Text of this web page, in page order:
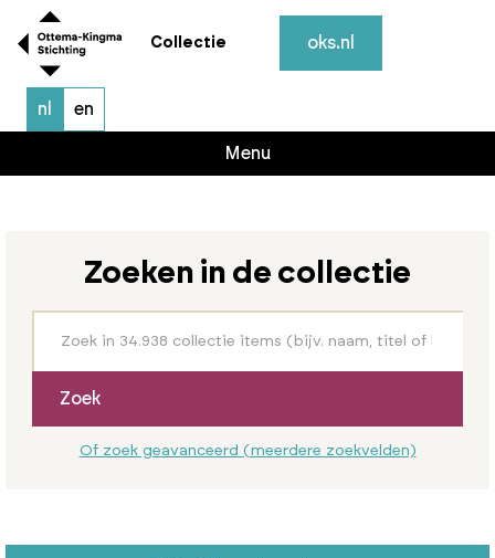
Collectie oks.nl
nl en
Menu
Zoeken in de collectie
Zoek
Of zoek geavanceerd (meerdere zoekvelden)